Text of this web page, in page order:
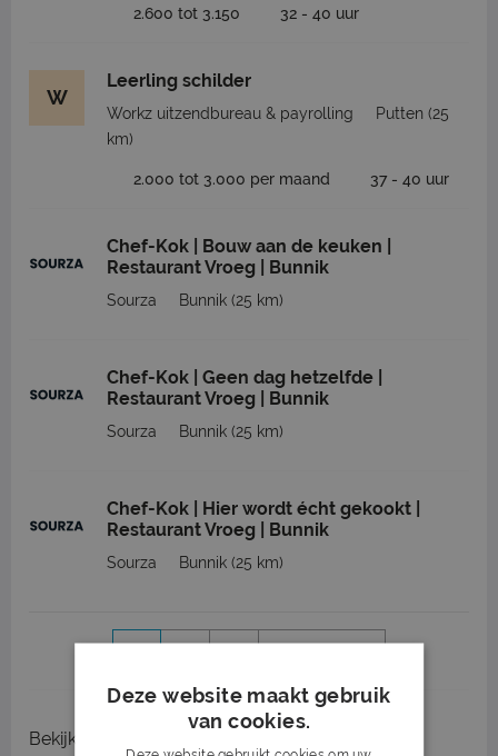
2.600 tot 3.150 32 - 40 uur
W
Leerling schilder
Workz uitzendbureau & payrolling Putten (25
km)
2.000 tot 3.000 per maand 37 - 40 uur
Chef-Kok | Bouw aan de keuken |
Restaurant Vroeg | Bunnik
Sourza Bunnik (25 km)
Chef-Kok | Geen dag hetzelfde |
Restaurant Vroeg | Bunnik
Sourza Bunnik (25 km)
Chef-Kok | Hier wordt écht gekookt |
Restaurant Vroeg | Bunnik
Sourza Bunnik (25 km)
1 2 3 Volgende >
Bekijk
Deze website maakt gebruik
van cookies.